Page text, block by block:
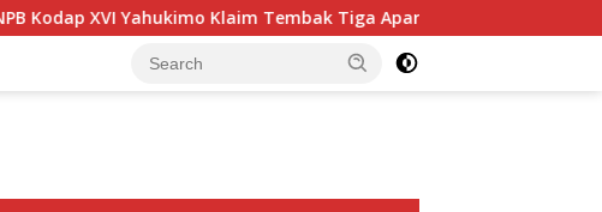
Tembak Tiga Aparat di Kota Dekai dan Tantang TNI-Polri Datangi